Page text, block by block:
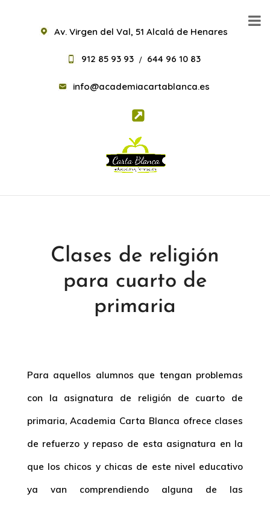
Av. Virgen del Val, 51 Alcalá de Henares
912 85 93 93 / 644 96 10 83
info@academiacartablanca.es
Clases de religión
para cuarto de
primaria
Para aquellos alumnos que tengan problemas
con la asignatura de religión de cuarto de
primaria, Academia Carta Blanca ofrece clases
de refuerzo y repaso de esta asignatura en la
que los chicos y chicas de este nivel educativo
ya van comprendiendo alguna de las